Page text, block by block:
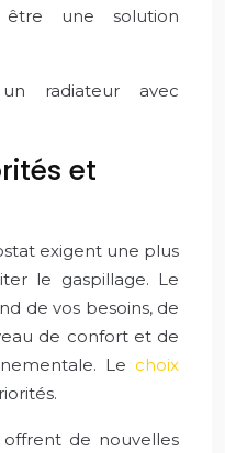
une solution
radiateur avec
et
exigent une plus
le gaspillage. Le
de vos besoins, de
de confort et de
Le choix
offrent de nouvelles